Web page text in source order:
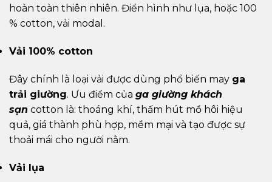
hoàn toàn thiên nhiên. Điển hình như lụa, hoặc 100
% cotton, vải modal.
Vải 100% cotton
Đây chính là loại vải được dùng phổ biến may ga
trải giường. Ưu điểm của ga giường khách
sạn cotton là: thoáng khí, thấm hút mồ hôi hiệu
quả, giá thành phù hợp, mềm mại và tạo được sự
thoải mái cho người nằm.
Vải lụa